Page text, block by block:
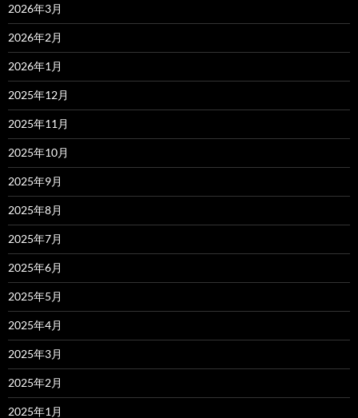
2026年3月
2026年2月
2026年1月
2025年12月
2025年11月
2025年10月
2025年9月
2025年8月
2025年7月
2025年6月
2025年5月
2025年4月
2025年3月
2025年2月
2025年1月